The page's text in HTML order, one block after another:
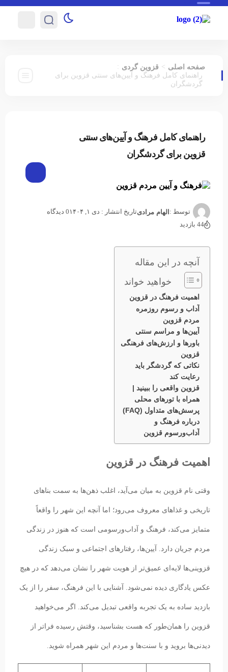
صفحه اصلی > قزوین گردی :
راهنمای کامل فرهنگ و آیین‌های سنتی قزوین برای
گردشگران
راهنمای کامل فرهنگ و آیین‌های سنتی
قزوین برای گردشگران
توسط :الهام مرادیتاریخ انتشار : دی ۱, ۱۴۰۴
0 دیدگاه
44 بازدید
آنچه در این مقاله
خواهید خواند
اهمیت فرهنگ در قزوین
آداب و رسوم روزمره
مردم قزوین
آیین‌ها و مراسم سنتی
باورها و ارزش‌های فرهنگی
قزوین
نکاتی که گردشگر باید
رعایت کند
قزوین واقعی را ببینید |
همراه با تورهای محلی
پرسش‌های متداول (FAQ)
درباره فرهنگ و
آداب‌ورسوم قزوین
اهمیت فرهنگ در قزوین
وقتی نام قزوین به میان می‌آید، اغلب ذهن‌ها به سمت بناهای
تاریخی و غذاهای معروف می‌رود؛ اما آنچه این شهر را واقعاً
متمایز می‌کند، فرهنگ و آداب‌ورسومی است که هنوز در زندگی
مردم جریان دارد. آیین‌ها، رفتارهای اجتماعی و سبک زندگی
قزوینی‌ها لایه‌ای عمیق‌تر از هویت شهر را نشان می‌دهد که در هیچ
عکس یادگاری دیده نمی‌شود. آشنایی با این فرهنگ، سفر را از یک
بازدید ساده به یک تجربه واقعی تبدیل می‌کند. اگر می‌خواهید
قزوین را همان‌طور که هست بشناسید، وقتش رسیده فراتر از
دیدنی‌ها بروید و با سنت‌ها و مردم این شهر همراه شوید.